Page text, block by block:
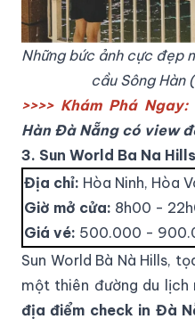
Những bức ảnh cực đẹp
cầu Sông Hàn
>>>> Khám Phá Ngay:
Hàn Đà Nẵng có view
3. Sun World Ba Na Hills
Địa chỉ: Hòa Ninh, Hòa
Giờ mở cửa: 8h00 -
Giá vé: 500.000 -
Sun World Bà Nà Hills,
một thiên đường du
địa điểm check in Đà